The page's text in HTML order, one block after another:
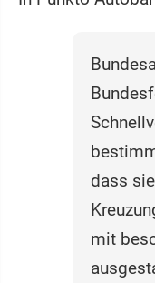
dass
mit